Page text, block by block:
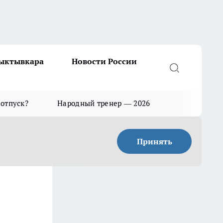
Новости России
Народный тренер — 2026
Принять